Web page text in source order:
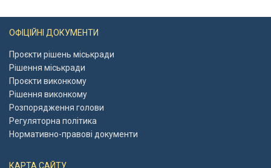
ОФІЦІЙНІ ДОКУМЕНТИ
Проєкти рішень міськради
Рішення міськради
Проєкти виконкому
Рішення виконкому
Розпорядження голови
Регуляторна політика
Нормативно-правові документи
КАРТА САЙТУ